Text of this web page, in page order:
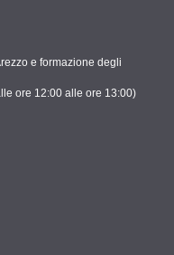
e formazione degli
ore 12:00 alle ore 13:00)